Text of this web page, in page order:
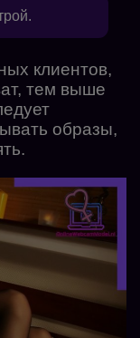
клиентов,
тем выше
образы,